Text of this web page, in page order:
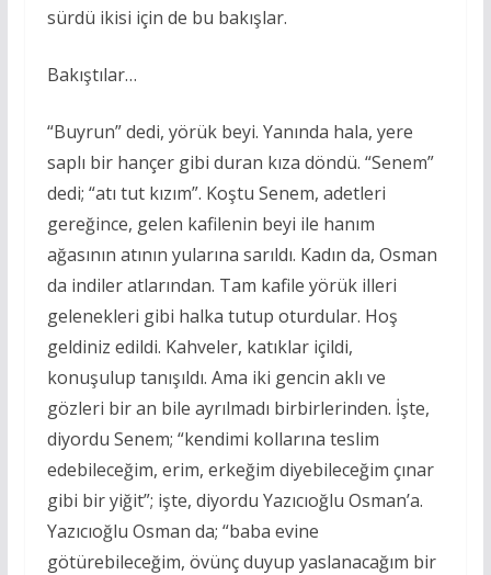
sürdü ikisi için de bu bakışlar.
Bakıştılar…
“Buyrun” dedi, yörük beyi. Yanında hala, yere
saplı bir hançer gibi duran kıza döndü. “Senem”
dedi; “atı tut kızım”. Koştu Senem, adetleri
gereğince, gelen kafilenin beyi ile hanım
ağasının atının yularına sarıldı. Kadın da, Osman
da indiler atlarından. Tam kafile yörük illeri
gelenekleri gibi halka tutup oturdular. Hoş
geldiniz edildi. Kahveler, katıklar içildi,
konuşulup tanışıldı. Ama iki gencin aklı ve
gözleri bir an bile ayrılmadı birbirlerinden. İşte,
diyordu Senem; “kendimi kollarına teslim
edebileceğim, erim, erkeğim diyebileceğim çınar
gibi bir yiğit”; işte, diyordu Yazıcıoğlu Osman’a.
Yazıcıoğlu Osman da; “baba evine
götürebileceğim, övünç duyup yaslanacağım bir